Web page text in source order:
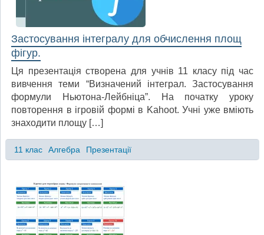
Застосування інтегралу для обчислення площ
фігур.
Ця презентація створена для учнів 11 класу під час
вивчення теми “Визначений інтеграл. Застосування
формули Ньютона-Лейбніца”. На початку уроку
повторення в ігровій формі в Kahoot. Учні уже вміють
знаходити площу […]
11 клас Алгебра Презентації